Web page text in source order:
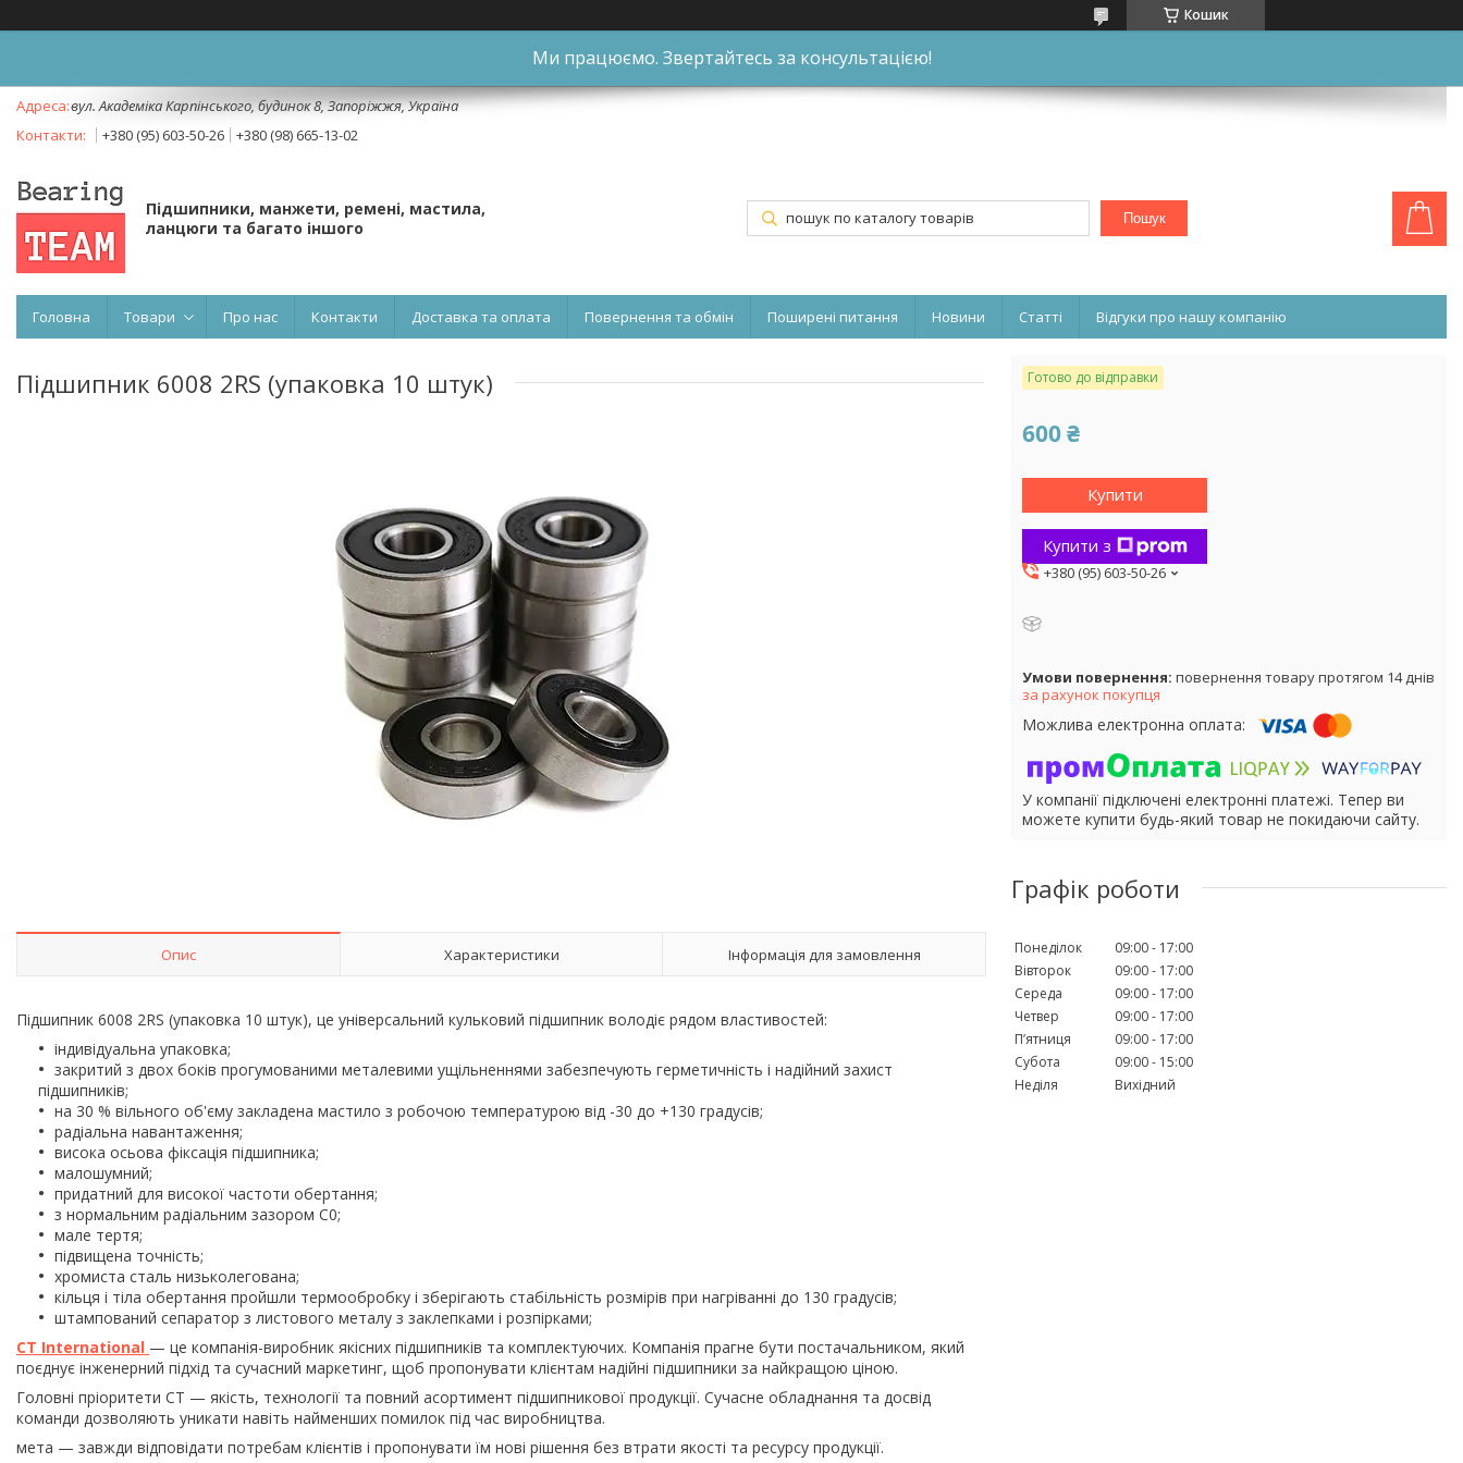
Кошик
Ми працюємо. Звертайтесь за консультацією!
вул. Академіка Карпінського, будинок 8, Запоріжжя, Україна
+380 (95) 603-50-26
+380 (98) 665-13-02
Підшипники, манжети, ремені, мастила,
ланцюги та багато іншого
Пошук
Головна Товари Про нас Контакти Доставка та оплата Повернення та обмін Поширені питання Новини Статті Відгуки про нашу компанію
Підшипник 6008 2RS (упаковка 10 штук)
Опис Характеристики Інформація для замовлення
Підшипник 6008 2RS (упаковка 10 штук), це універсальний кульковий підшипник володіє рядом властивостей:
індивідуальна упаковка;
закритий з двох боків прогумованими металевими ущільненнями забезпечують герметичність і надійний захист
підшипників;
на 30 % вільного об'єму закладена мастило з робочою температурою від -30 до +130 градусів;
радіальна навантаження;
висока осьова фіксація підшипника;
малошумний;
придатний для високої частоти обертання;
з нормальним радіальним зазором С0;
мале тертя;
підвищена точність;
хромиста сталь низьколегована;
кільця і тіла обертання пройшли термообробку і зберігають стабільність розмірів при нагріванні до 130 градусів;
штампований сепаратор з листового металу з заклепками і розпірками;
CT International — це компанія-виробник якісних підшипників та комплектуючих. Компанія прагне бути постачальником, який
поєднує інженерний підхід та сучасний маркетинг, щоб пропонувати клієнтам надійні підшипники за найкращою ціною.
Головні пріоритети СТ — якість, технології та повний асортимент підшипникової продукції. Сучасне обладнання та досвід
команди дозволяють уникати навіть найменших помилок під час виробництва.
мета — завжди відповідати потребам клієнтів і пропонувати їм нові рішення без втрати якості та ресурсу продукції.
Готово до відправки
600 ₴
Купити
Купити з
+380 (95) 603-50-26
повернення товару протягом 14 днів
за рахунок покупця
У компанії підключені електронні платежі. Тепер ви
можете купити будь-який товар не покидаючи сайту.
Графік роботи
Понеділок 09:00
17:00
Вівторок
09:00
17:00
Середа
09:00
17:00
Четвер
09:00
17:00
Пʼятниця
09:00
17:00
Субота
09:00
15:00
Неділя
Вихідний